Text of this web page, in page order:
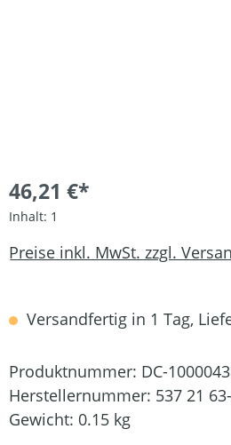
46,21 €*
Inhalt: 1
Preise inkl. MwSt. zzgl.
Versandfertig in 1 Tag,
Produktnummer: DC-
Herstellernummer: 537 21
Gewicht: 0.15 kg